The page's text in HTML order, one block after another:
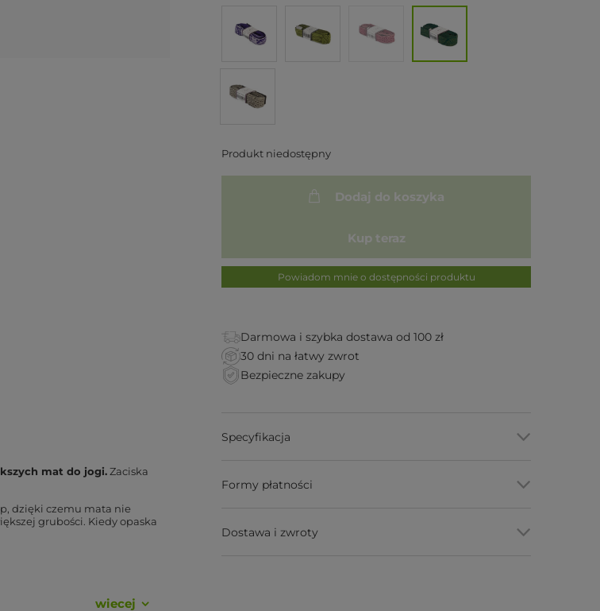
Produkt niedostępny
Dodaj do koszyka
Kup teraz
Powiadom mnie o dostępności produktu
Darmowa i szybka dostawa od 100 zł
30 dni na łatwy zwrot
Bezpieczne zakupy
mat do jogi.Zaciska
dzięki czemu mata nie
grubości. Kiedy opaska
wiecej
Specyfikacja
Formy płatności
Dostawa i zwroty